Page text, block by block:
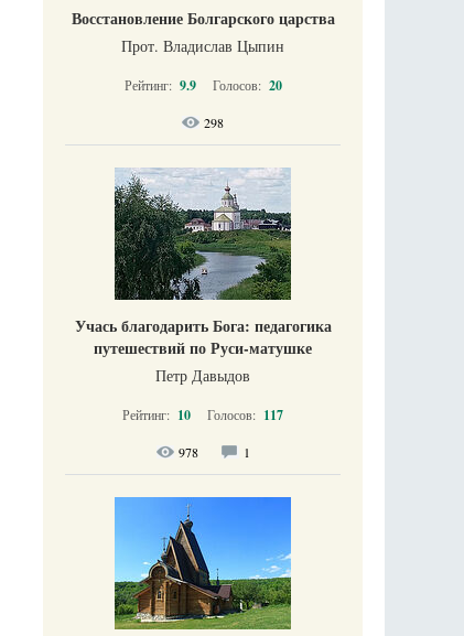
Восстановление Болгарского царства
Прот. Владислав Цыпин
Рейтинг: 9.9 Голосов: 20
298
Учась благодарить Бога: педагогика
путешествий по Руси-матушке
Петр Давыдов
Рейтинг: 10 Голосов: 117
978 1